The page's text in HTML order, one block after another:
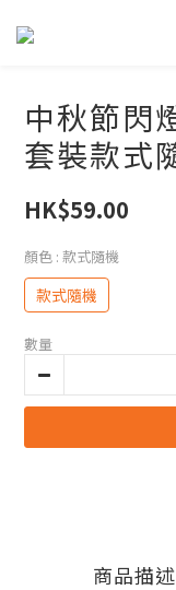
中秋節閃
套裝款式
HK$59.00
顏色 : 款式隨機
款式隨機
數量
商品描述